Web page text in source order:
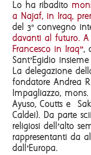
Lo ha ribadito
a Najaf, in Iraq,
del 3º convegno
davanti al futuro.
Francesco in Iraq”,
Sant’Egidio
La delegazione
fondatore Andrea
Impagliazzo,
Ayuso, Coutts e
Caldei). Da parte
religiosi dell’alto
rappresentanti da
dall’Europa.